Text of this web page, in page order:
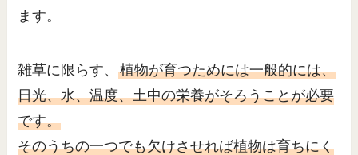
ます。
雑草に限らす、植物が育つためには一般的には、
日光、水、温度、土中の栄養がそろうことが必要
です。
そのうちの一つでも欠けさせれば植物は育ちにく